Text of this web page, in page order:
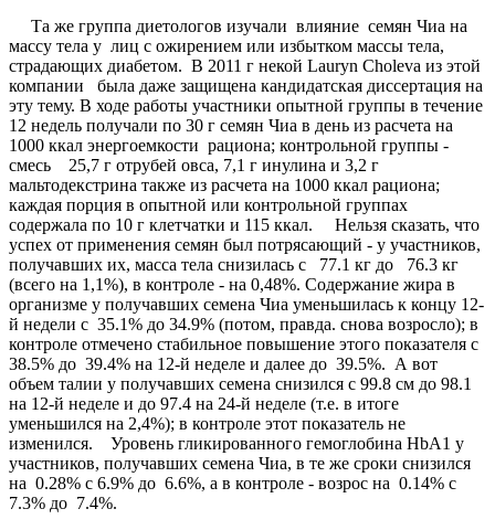
Та же группа диетологов изучали влияние семян Чиа на
массу тела у лиц с ожирением или избытком массы тела,
страдающих диабетом. В 2011 г некой Lauryn Choleva из этой
компании была даже защищена кандидатская диссертация на
эту тему. В ходе работы участники опытной группы в течение
12 недель получали по 30 г семян Чиа в день из расчета на
1000 ккал энергоемкости рациона; контрольной группы -
смесь 25,7 г отрубей овса, 7,1 г инулина и 3,2 г
мальтодекстрина также из расчета на 1000 ккал рациона;
каждая порция в опытной или контрольной группах
содержала по 10 г клетчатки и 115 ккал. Нельзя сказать, что
успех от применения семян был потрясающий - у участников,
получавших их, масса тела снизилась с 77.1 кг до 76.3 кг
(всего на 1,1%), в контроле - на 0,48%. Содержание жира в
организме у получавших семена Чиа уменьшилась к концу 12-
й недели с 35.1% до 34.9% (потом, правда. снова возросло); в
контроле отмечено стабильное повышение этого показателя с
38.5% до 39.4% на 12-й неделе и далее до 39.5%. А вот
объем талии у получавших семена снизился с 99.8 см до 98.1
на 12-й неделе и до 97.4 на 24-й неделе (т.е. в итоге
уменьшился на 2,4%); в контроле этот показатель не
изменился. Уровень гликированного гемоглобина HbA1 у
участников, получавших семена Чиа, в те же сроки снизился
на 0.28% с 6.9% до 6.6%, а в контроле - возрос на 0.14% с
7.3% до 7.4%.